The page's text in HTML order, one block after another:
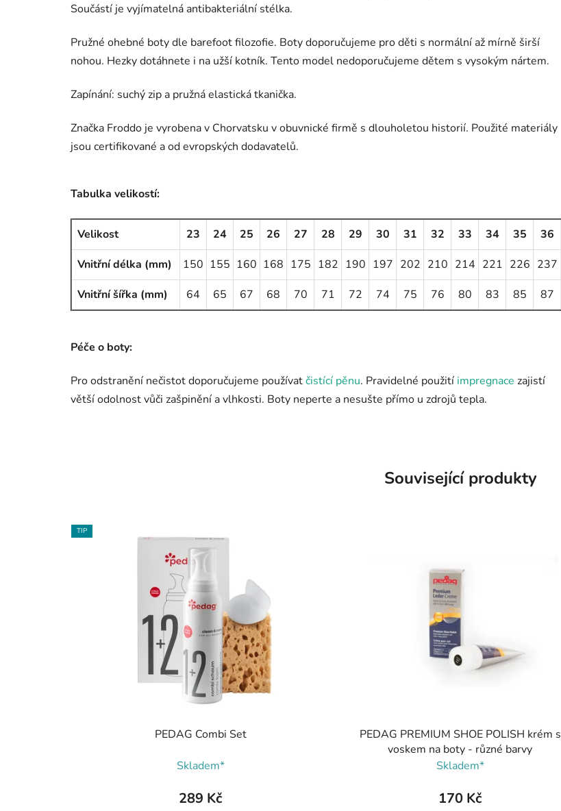
Součástí je vyjímatelná antibakteriální stélka.
Pružné ohebné boty dle barefoot filozofie. Boty doporučujeme pro děti s normální až mírně širší
nohou. Hezky dotáhnete i na užší kotník. Tento model nedoporučujeme dětem s vysokým nártem.
Zapínání: suchý zip a pružná elastická tkanička.
Značka Froddo je vyrobena v Chorvatsku v obuvnické firmě s dlouholetou historií. Použité materiály
jsou certifikované a od evropských dodavatelů.
Tabulka velikostí:
Velikost 23 24 25 26 27 28 29 30 31 32 33 34 35
36
Vnitřní délka (mm)
150 155 160 168 175 182 190 197 202 210 214 221 226 237
Vnitřní šířka (mm)
64 65 67 68 70 71 72 74 75 76 80 83 85 87
Péče o boty:
Pro odstranění nečistot doporučujeme používatčistící pěnu. Pravidelné použití impregnace zajistí
větší odolnost vůči zašpinění a vlhkosti. Boty neperte a nesušte přímo u zdrojů tepla.
Související produkty
TIP
PEDAG Combi Set
Skladem*
289 Kč
PEDAG PREMIUM SHOE POLISH krém s
voskem na boty - různé barvy
Skladem*
170 Kč